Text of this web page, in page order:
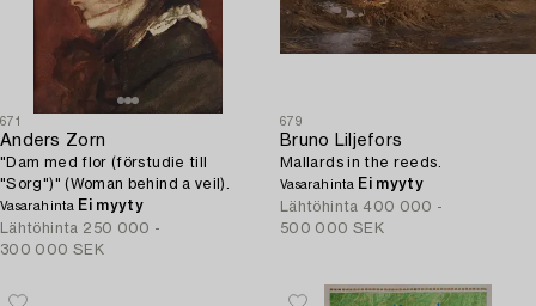
671
Anders Zorn
"Dam med flor (förstudie till
"Sorg")" (Woman behind a veil).
Vasarahinta Ei myyty
Lähtöhinta 250 000 -
300 000 SEK
679
Bruno Liljefors
Mallards in the reeds.
Vasarahinta Ei myyty
Lähtöhinta 400 000 -
500 000 SEK